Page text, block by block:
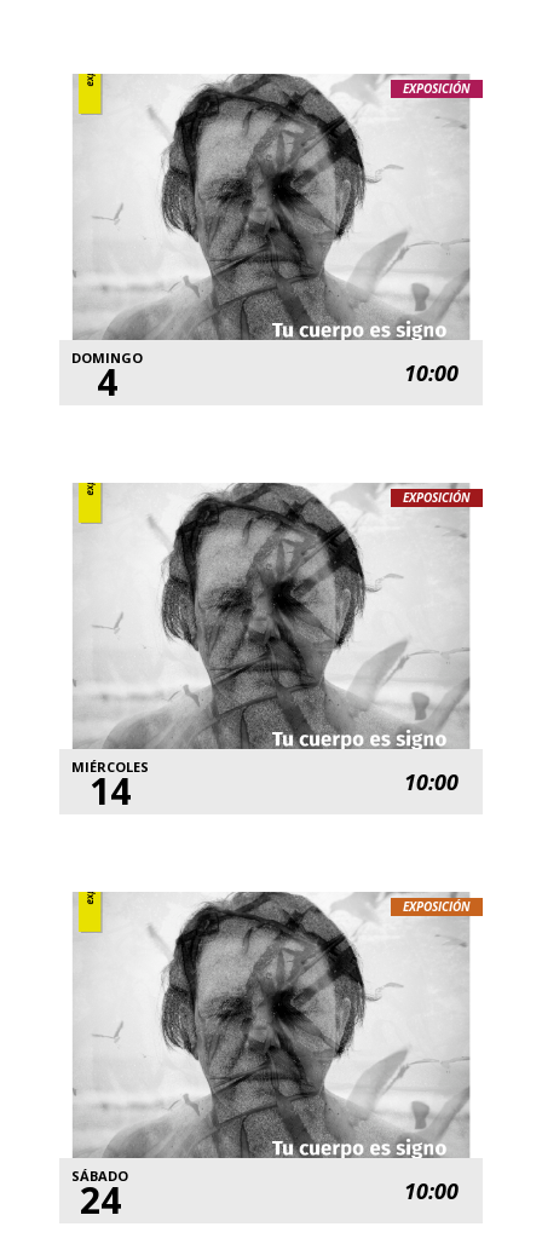
EXPOSICIÓN
DOMINGO
4 10:00
EXPOSICIÓN
MIÉRCOLES
14 10:00
EXPOSICIÓN
SÁBADO
24 10:00